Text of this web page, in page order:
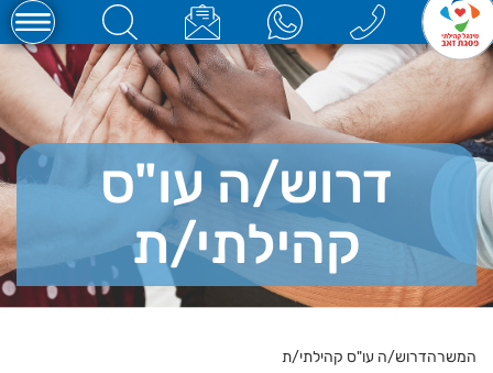
דרוש/ה עו"ס
קהילתי/ת
המשרהדרוש/ה עו"ס קהילתי/ת